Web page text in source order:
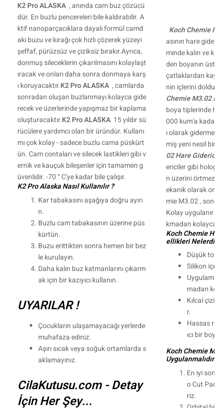
K2 Pro ALASKA, anında cam buz çözücü
dür. En buzlu pencereleri bile kaldırabilir. A
ktif nanoparçacıklara dayalı formül camd
aki buzu ve kırağı çok hızlı çözerek yüzeyi
şeffaf, pürüzsüz ve çiziksiz bırakır.Ayrıca,
donmuş sileceklerin çıkarılmasını kolaylaşt
ıracak ve onları daha sonra donmaya karş
ı koruyacaktır.K2 Pro ALASKA, camlarda
sonradan oluşan buzlanmayı kolayca gide
recek ve üzerlerinde yapışmaz bir kaplama
oluşturacaktır.K2 Pro ALASKA15 yıldır sü
rücülere yardımcı olan bir üründür. Kullanı
mı çok kolay - sadece buzlu cama püskürt
ün. Cam contaları ve silecek lastikleri gibi v
ernik ve kauçuk bileşenler için tamamen g
üvenlidir. -70 ° C'ye kadar bile çalışır.
K2 Pro Alaska Nasıl Kullanılır ?
Kar tabakasını aşağıya doğru ayırı
n.
Buzlu cam tabakasının üzerine püs
kürtün.
Buzu erittikten sonra hemen bir bez
le kurulayın.
Daha kalın buz katmanlarını çıkarm
ak için bir kazıyıcı kullanın.
UYARILAR !
Çocukların ulaşamayacağı yerlerde
muhafaza ediniz.
Aşırı sıcak veya soğuk ortamlarda s
aklamayınız.
CilaKutusu.com - Detay
İçin Her Şey...
Koch Chemie
asının hare
minde kalın ve
den boyanın üst
çatlaklardan
nin içlerini
Chemie M3.02
boya tiplerinde
000 kum'a kadar
ı olarak
miş yeni nesil bir
02 Hare Giderici
ericiler gibi
n üzerini örtmez
ekanik olarak
mie M3.02 , son
Kolay uygulanır
kmadan kolayca
Koch Chemie
ellikleri Nelerdir ?
Düşük toz
Silikon
madan
Kılcal
r.
Hassas
ıcı bir
Koch Chemie
Uygulanmalıdır ?
En iyi
o Cut Pad
riz.